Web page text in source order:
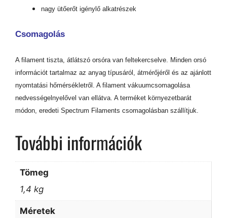
nagy ütőerőt igénylő alkatrészek
Csomagolás
A filament tiszta, átlátszó orsóra van feltekercselve. Minden orsó
információt tartalmaz az anyag típusáról, átmérőjéről és az ajánlott
nyomtatási hőmérsékletről. A filament vákuumcsomagolása
nedvességelnyelővel van ellátva. A terméket környezetbarát
módon, eredeti Spectrum Filaments csomagolásban szállítjuk.
További információk
Tömeg
1,4 kg
Méretek